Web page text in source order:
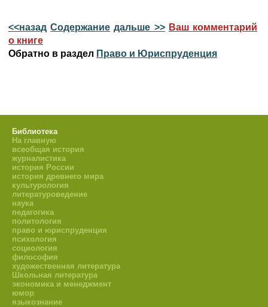
<<назад Содержание дальше >> Ваш комментарий
о книге
Обратно в раздел Право и Юриспруденция
Библиотека
На главную
всеобщая история
журналистика
история России
история древнего мира
культурология
литературоведение
наука
педагогика
политология
право и юриспруденция
психология
социология
философия
художественная литература
Школьная литература
экономика и менеджмент
юмор
языкознание